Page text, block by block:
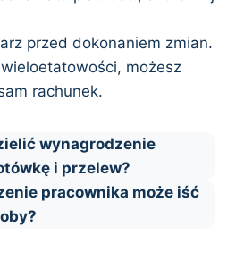
przed dokonaniem zmian.
możesz
rachunek.
wynagrodzenie
i przelew?
pracownika może iść